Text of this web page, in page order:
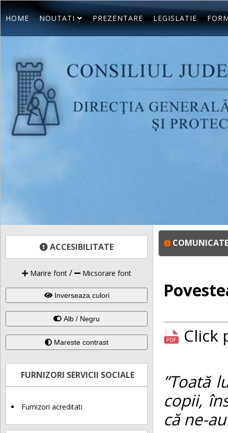
HOME NOUTATI PREZENTARE LEGISLATIE
ACCESIBILITATE
Marire font / Micsorare font
Inverseaza culori
Alb / Negru
Mareste contrast
FURNIZORI SERVICII SOCIALE
Furnizori acreditati
Click
”Toată
copii,
că ne-